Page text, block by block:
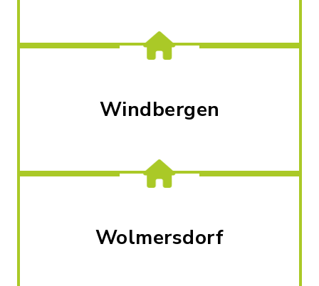
Windbergen
Wolmersdorf